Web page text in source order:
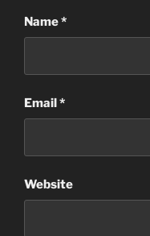
Name*
Email*
Website